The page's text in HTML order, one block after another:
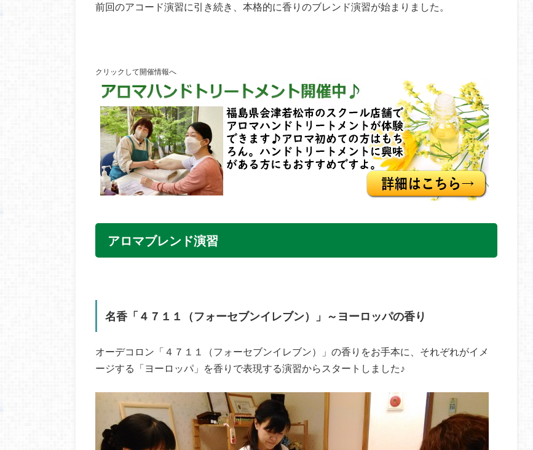
前回のアコード演習に引き続き、本格的に香りのブレンド演習が始まりました。
クリックして開催情報へ
アロマブレンド演習
名香「４７１１（フォーセブンイレブン）」～ヨーロッパの香り
オーデコロン「４７１１（フォーセブンイレブン）」の香りをお手本に、それぞれがイメ
ージする「ヨーロッパ」を香りで表現する演習からスタートしました♪